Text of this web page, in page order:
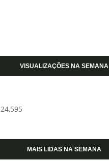
VISUALIZAÇÕES NA SEMANA
24,595
MAIS LIDAS NA SEMANA